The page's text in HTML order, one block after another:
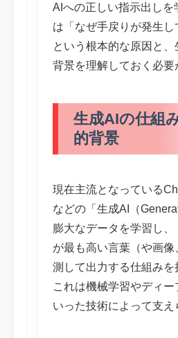
AIへの正しい指示出しを
は「なぜ手戻りが発生し
という根本的な原因と
背景を理解しておく必要
生成AIの仕組
的背景
現在主流となっている
などの「生成AI（
膨大なデータを学習し
が最も高い言葉（や画像
測して出力する仕組みを
これは機械学習やディー
いった技術によって支え